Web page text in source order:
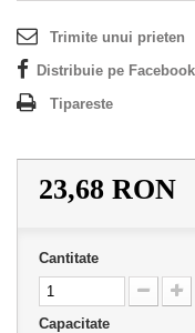
Trimite unui prieten
Distribuie pe
Tipareste
23,68 RON
Cantitate
Capacitate